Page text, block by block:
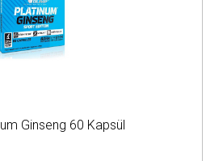
Ginseng 60 Kapsül